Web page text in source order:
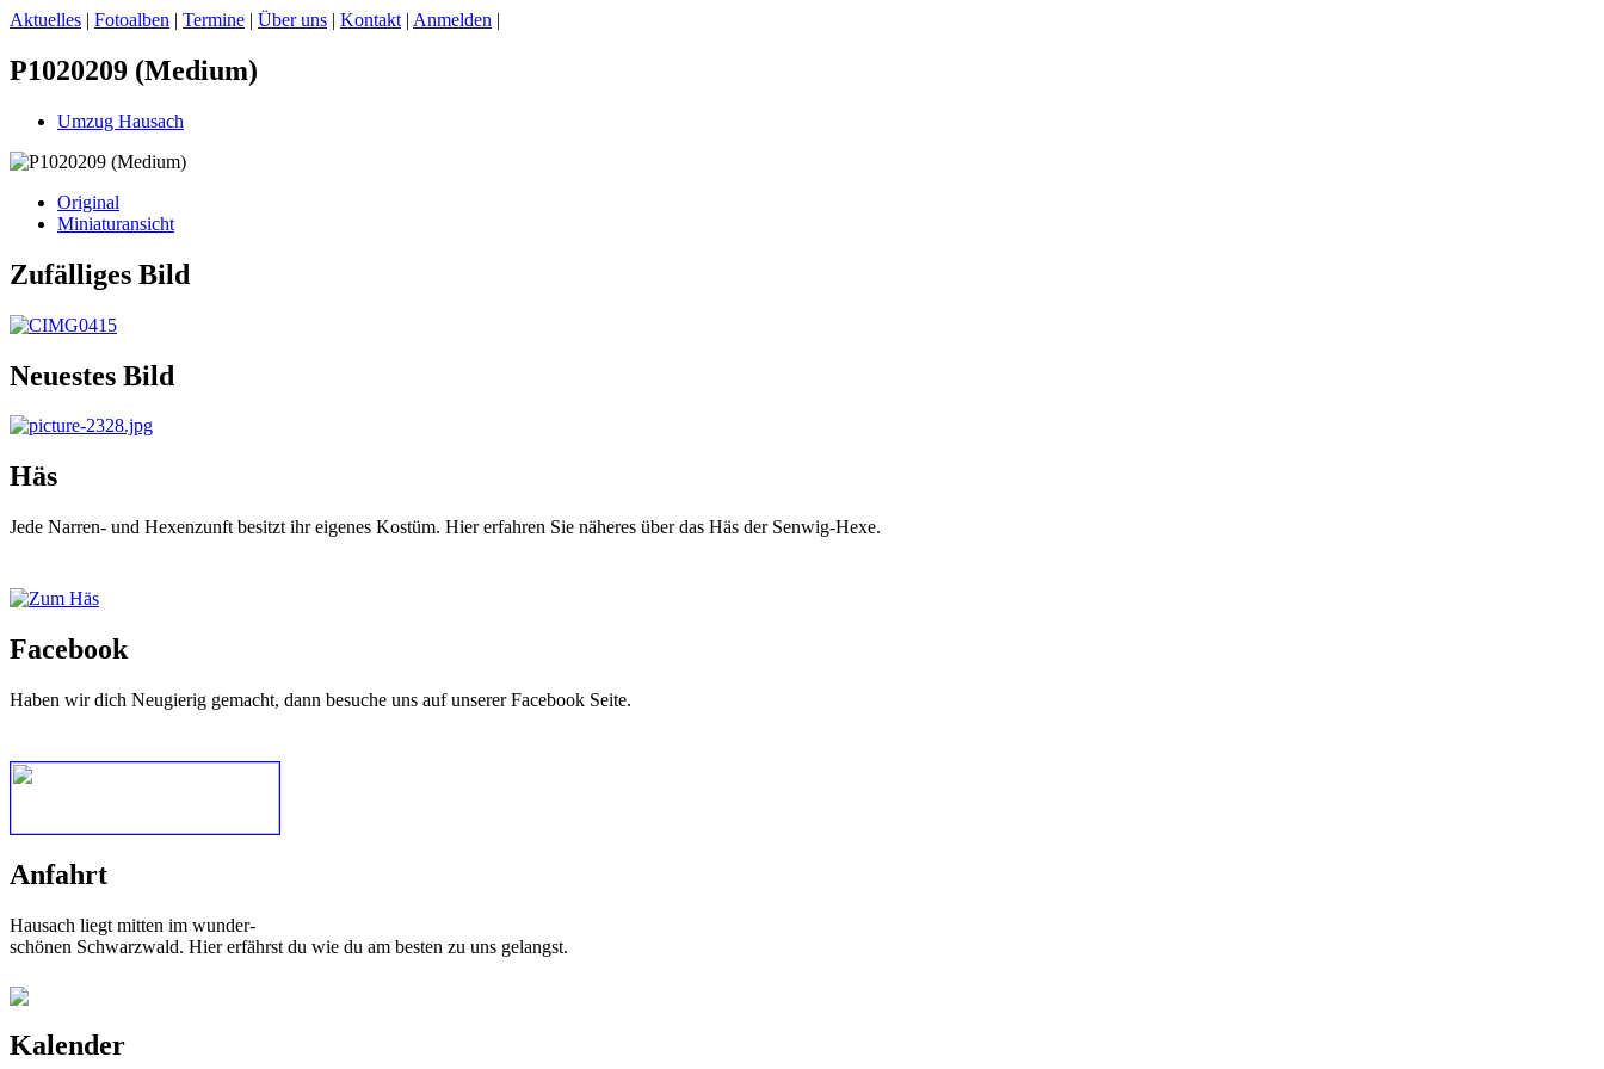
Aktuelles | Fotoalben | Termine | Über uns | Kontakt | Anmelden |
P1020209 (Medium)
Umzug Hausach
Original
Miniaturansicht
Zufälliges Bild
Neuestes Bild
Häs
Jede Narren- und Hexenzunft besitzt ihr eigenes Kostüm. Hier erfahren Sie näheres über das Häs der Senwig-Hexe.
Facebook
Haben wir dich Neugierig gemacht, dann besuche uns auf unserer Facebook Seite.
Anfahrt
Hausach liegt mitten im wunder-
schönen Schwarzwald. Hier erfährst du wie du am besten zu uns gelangst.
Kalender